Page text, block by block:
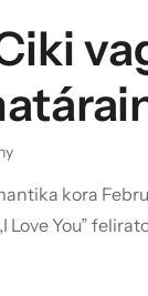
kora
You”